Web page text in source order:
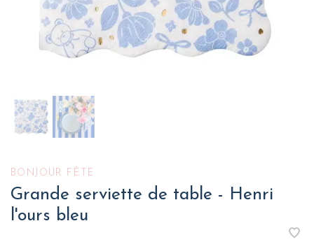
BONJOUR FÊTE
Grande serviette de table - Henri
l'ours bleu